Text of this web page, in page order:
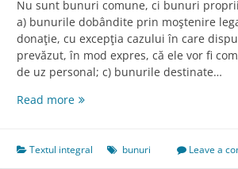
Nu sunt bunuri comune, ci bunuri
a) bunurile dobândite prin moştenire
donaţie, cu excepţia cazului în care
prevăzut, în mod expres, că ele vor fi
de uz personal; c) bunurile destinate…
Read moreArt.
proprii
Textul integral bunuri Leave a